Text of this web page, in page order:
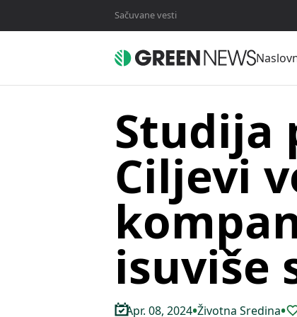
Sačuvane vesti
Studija
Ciljevi
isuviše
Apr. 08, 2024•Životna Sredina•